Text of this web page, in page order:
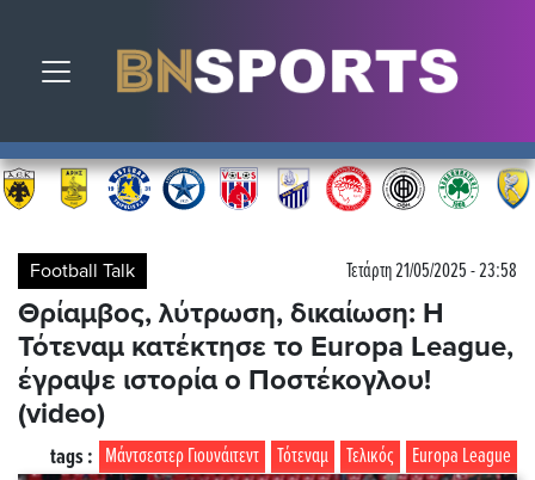
Toggle navigation
Football Talk Τετάρτη 21/05/2025 - 23:58
Θρίαμβος, λύτρωση, δικαίωση: Η
Τότεναμ κατέκτησε το Europa League,
έγραψε ιστορία ο Ποστέκογλου!
(video)
Europa League
Τελικός
Τότεναμ
Μάντσεστερ Γιουνάιτεντ
tags :